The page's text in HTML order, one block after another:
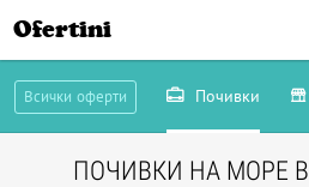
Ofertini
Всички оферти Почивки
ПОЧИВКИ НА МОРЕ В